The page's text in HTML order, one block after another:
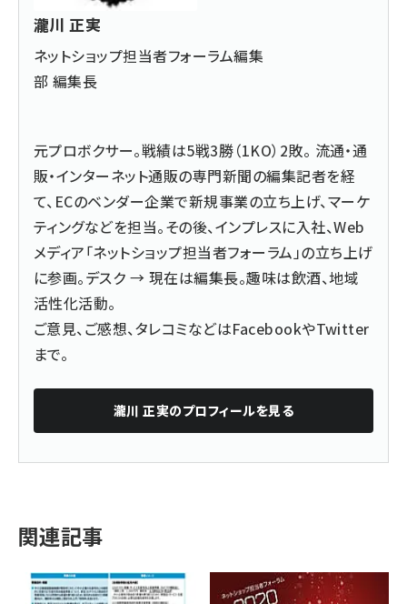
瀧川 正実
ネットショップ担当者フォーラム編集
部 編集長
元プロボクサー。戦績は5戦3勝（1KO）2敗。 流通・通
販・インターネット通販の専門新聞の編集記者を経
て、ECのベンダー企業で新規事業の立ち上げ、マーケ
ティングなどを担当。その後、インプレスに入社、Web
メディア「ネットショップ担当者フォーラム」の立ち上げ
に参画。デスク → 現在は編集長。趣味は飲酒、地域
活性化活動。
ご意見、ご感想、タレコミなどはFacebookやTwitter
まで。
瀧川 正実のプロフィールを見る
関連記事